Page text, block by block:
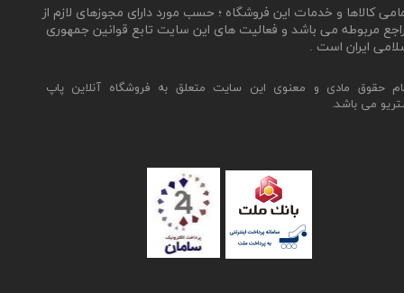
حقوق مادی و معنوی این سایت متعلق به فروشگاه آنلاین پاپ
می باشد.
کالاها و خدمات این فروشگاه ؛ حسب مورد دارای مجوزهای لازم از
مربوطه می باشد و فعالیت های این سایت تابع قوانین جمهوری
ایران است .